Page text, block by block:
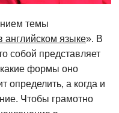
темы
английском языке». В
собой представляет
какие формы оно
определить, а когда и
Чтобы грамотно